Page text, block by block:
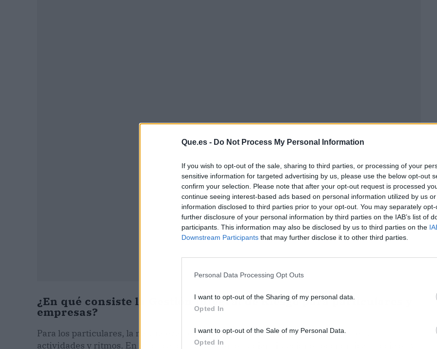
Que.es - Do Not Process My Personal Information
If you wish to opt-out of the sale, sharing to third parties, or processing of your
sensitive information for targeted advertising by us, please use the below opt-out
confirm your selection. Please note that after your opt-out request is processed
continue seeing interest-based ads based on personal information utilized by us
information disclosed to third parties prior to your opt-out. You may separately
further disclosure of your personal information by third parties on the IAB’s list of
participants. This information may also be disclosed by us to third parties on the
Downstream Participants that may further disclose it to other third parties.
Personal Data Processing Opt Outs
I want to opt-out of the Sharing of my personal data.
Opted In
I want to opt-out of the Sale of my Personal Data.
Opted In
¿En qué consiste la Gestión Integral de Riesgo para particulares y
empresas?
Para los particulares, la naturaleza de los riesgos administrados dependerá de sus
actividades y ritmos. En estos casos, se pueden estudiar situaciones económicas, sociales y